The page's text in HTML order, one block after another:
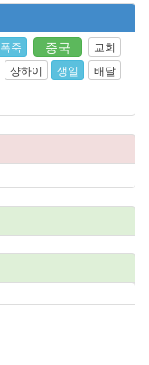
폭죽 중국
교회
샹하이 생일
배달